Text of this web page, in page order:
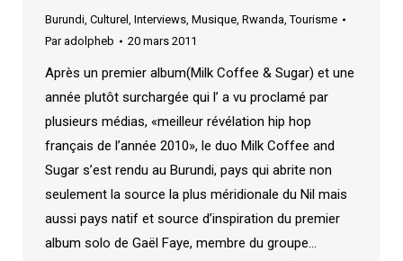
Burundi Culturel Interviews Musique Rwanda ,Tourisme
Paradolpheb 20 mars 2011
Après un premier album(Milk Coffee & Sugar) et une
année plutôt surchargée qui l’ a vu proclamé par
plusieurs médias, «meilleur révélation hip hop
français de l’année 2010», le duo Milk Coffee and
Sugar s’est rendu au Burundi, pays qui abrite non
seulement la source la plus méridionale du Nil mais
aussi pays natif et source d’inspiration du premier
album solo de Gaël Faye, membre du groupe…